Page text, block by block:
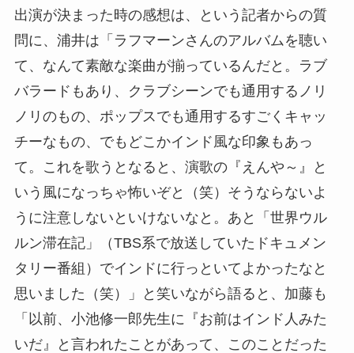
出演が決まった時の感想は、という記者からの質
問に、浦井は「ラフマーンさんのアルバムを聴い
て、なんて素敵な楽曲が揃っているんだと。ラブ
バラードもあり、クラブシーンでも通用するノリ
ノリのもの、ポップスでも通用するすごくキャッ
チーなもの、でもどこかインド風な印象もあっ
て。これを歌うとなると、演歌の『えんや～』と
いう風になっちゃ怖いぞと（笑）そうならないよ
うに注意しないといけないなと。あと「世界ウル
ルン滞在記」（TBS系で放送していたドキュメン
タリー番組）でインドに行っといてよかったなと
思いました（笑）」と笑いながら語ると、加藤も
「以前、小池修一郎先生に『お前はインド人みた
いだ』と言われたことがあって、このことだった